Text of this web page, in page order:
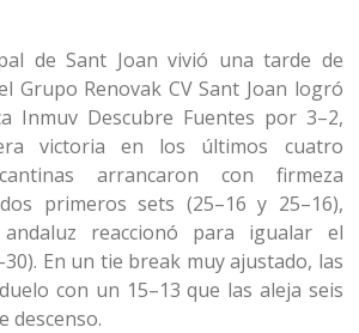
de Sant Joan vivió una tarde de
Grupo Renovak CV Sant Joan logró
Inmuv Descubre Fuentes por 3–2,
victoria en los últimos cuatro
arrancaron con firmeza
primeros sets (25–16 y 25–16),
reaccionó para igualar el
En un tie break muy ajustado, las
con un 15–13 que las aleja seis
descenso.